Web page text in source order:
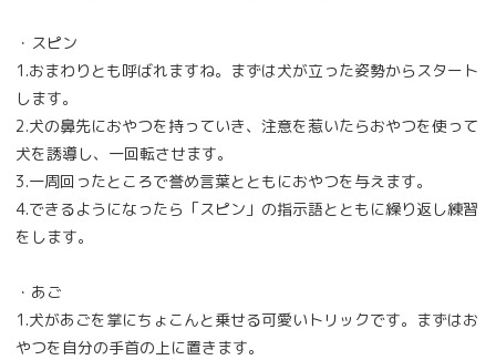
・スピン
1.おまわりとも呼ばれますね。まずは犬が立った姿勢からスタート
します。
2.犬の鼻先におやつを持っていき、注意を惹いたらおやつを使って
犬を誘導し、一回転させます。
3.一周回ったところで誉め言葉とともにおやつを与えます。
4.できるようになったら「スピン」の指示語とともに繰り返し練習
をします。
・あご
1.犬があごを掌にちょこんと乗せる可愛いトリックです。まずはお
やつを自分の手首の上に置きます。